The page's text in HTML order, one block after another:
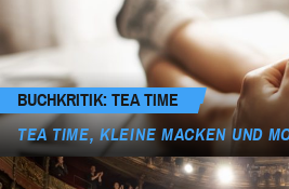
BUCHKRITIK: TEA TIME
TEA TIME, KLEINE MACKEN UND